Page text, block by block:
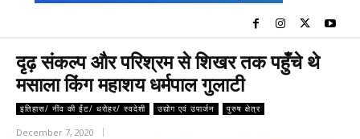
दृढ़ संकल्प और परिश्रम से शिखर तक पहुँचे थे
मसाला किंग महाशय धर्मपाल गुलाटी
इतिहास/ नींव की ईंट/ धरोहर/ स्वदेशी उद्योग एवं उपार्जन पुरुष क्षेत्र
December 7, 2020